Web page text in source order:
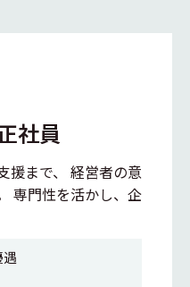
社員
援まで、 経営者の意
専門性を活かし、企